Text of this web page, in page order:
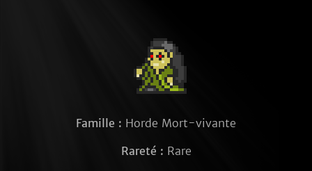
Famille : Horde Mort-vivante
Rareté : Rare